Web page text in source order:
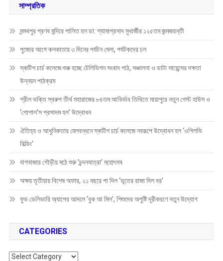
সাম্প্রতিক
মন্মথপুর প্রণব মন্দিরে পালিত হল ডা: শ্যামাপ্রসাদ মুখার্জীর ১২৫তম জন্মজয়ন্তী
পুজোর আগে কলকাতায় ৩ দিনের পর্যটন মেলা, পর্যটকদের ঢল
স্কটিশ চার্চ কলেজে শুরু হচ্ছে টেলিভিশন সংবাদ পাঠ, সঞ্চালনা ও ডাটা সায়েন্সের দক্ষতা
উন্নয়ন পাঠক্রম
শ্রীল ভক্তি স্বরুপ তীর্থ মহারাজের ৮৪তম আবির্ভাব তিথিতে মায়াপুরে নতুন গেস্ট হাউস ও
‘গোপাল’স প্রসাদম হল’ উদ্বোধন
ঐতিহ্য ও আধুনিকতার মেলবন্ধনে স্কটিশ চার্চ কলেজে নবরূপে উদ্বোধন হল ‘ওগিলভি
বিল্ডিং’
বাগবাজার গৌড়ীয় মঠে শুরু ‘চন্দনযাত্রা’ মহোৎসব
অক্ষয় তৃতীয়ায় বিশেষ অফার, ২১ বছরে পা দিল ‘ভূতের রাজা দিল বর’
ফুড ডেলিভারি অ্যাপের আদলে ‘বুক আ মিল’, শিশুদের অপুষ্টি দূরীকরণে নতুন উদ্যোগ
CATEGORIES
Categories